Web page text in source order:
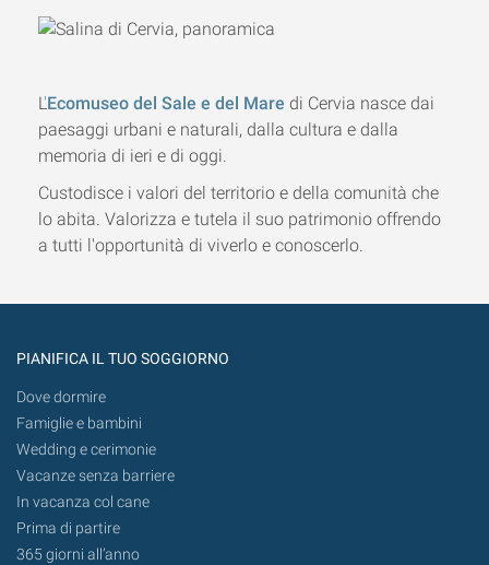
L'Ecomuseo del Sale e del Mare di Cervia nasce dai
paesaggi urbani e naturali, dalla cultura e dalla
memoria di ieri e di oggi.
Custodisce i valori del territorio e della comunità che
lo abita. Valorizza e tutela il suo patrimonio offrendo
a tutti l'opportunità di viverlo e conoscerlo.
PIANIFICA IL TUO SOGGIORNO
Dove dormire
Famiglie e bambini
Wedding e cerimonie
Vacanze senza barriere
In vacanza col cane
Prima di partire
365 giorni all’anno